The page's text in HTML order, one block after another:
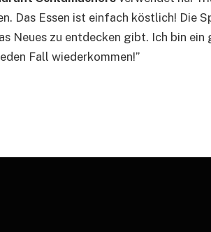
Das Essen ist einfach köstlich! Die
Neues zu entdecken gibt. Ich bin ein
Fall wiederkommen!”